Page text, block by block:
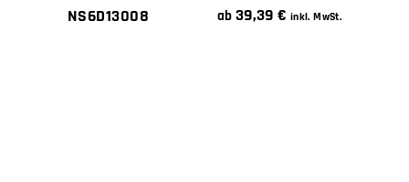
NS6D13008 ab 39,39€ inkl. MwSt.